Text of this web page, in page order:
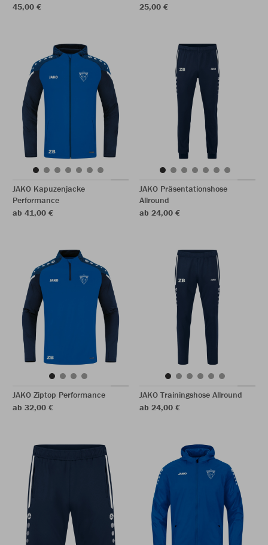
45,00 €
25,00 €
JAKO Kapuzenjacke
Performance
ab 41,00 €
JAKO Präsentationshose
Allround
ab 24,00 €
JAKO Ziptop Performance
ab 32,00 €
JAKO Trainingshose Allround
ab 24,00 €